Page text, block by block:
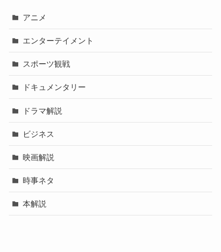
アニメ
エンターテイメント
スポーツ観戦
ドキュメンタリー
ドラマ解説
ビジネス
映画解説
時事ネタ
本解説